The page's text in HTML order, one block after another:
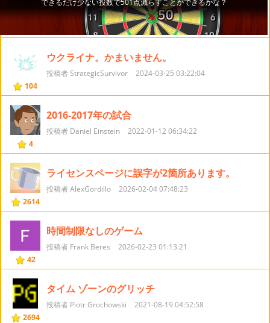
104
ウクライナ。かまいません。
投稿者 StrategicSurvivor 2024-03-25 03:22:04
4
2016-2017年の試合
投稿者 Daniel Einstein 2022-01-12 06:34:22
2614
ライセンスページに誤字が2箇所あります。
投稿者 AlexGordillo 2026-02-04 07:48:23
42
時間制限なしのゲーム
投稿者 Frank Beres 2026-02-23 01:13:21
2694
タイム ゾーンのグリッチ
投稿者 Piotr Grochowski 2021-08-19 04:52:58